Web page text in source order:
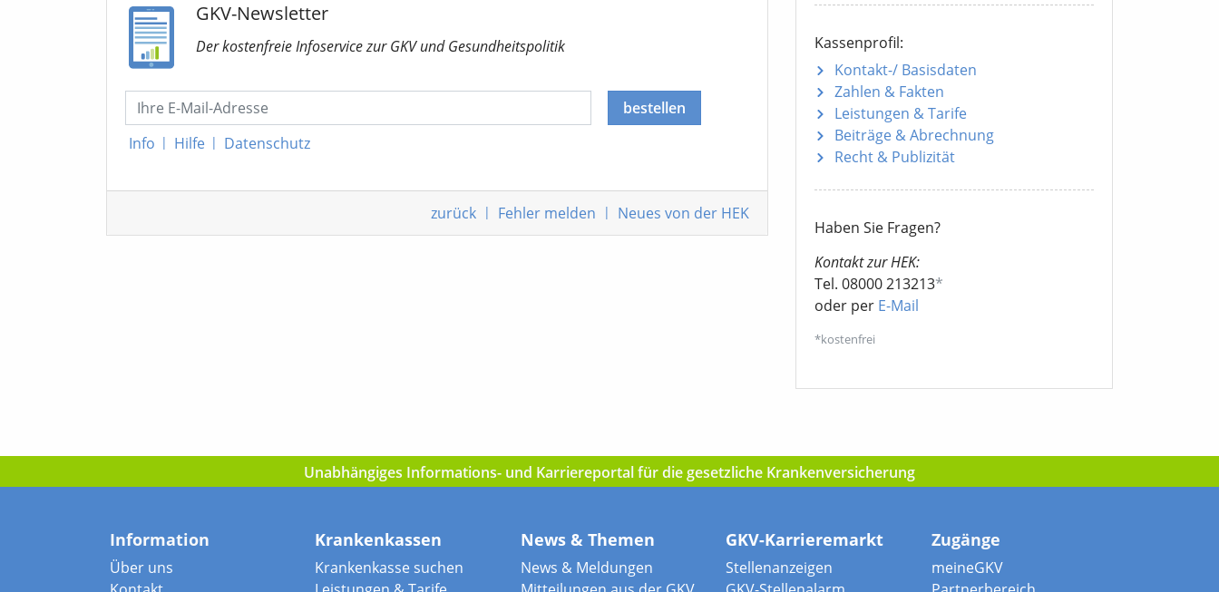
GKV-Newsletter
Der kostenfreie Infoservicezur GKVund Gesundheitspolitik
Info | Hilfe | Datenschutz
bestellen
zurück | Fehler melden | Neues von der HEK
Kassenprofil:
Kontakt-/ Basisdaten
Zahlen & Fakten
Leistungen & Tarife
Beiträge & Abrechnung
Recht & Publizität
Haben Sie Fragen?
Kontakt zur HEK:
Tel. 08000 213213*
oder per E-Mail
*kostenfrei
Unabhängiges Informations- und Karriereportal für die gesetzliche Krankenversicherung
Information
Über uns
Krankenkassen
Krankenkasse suchen
News & Themen
News & Meldungen
GKV-Karrieremarkt
Stellenanzeigen
Zugänge
meineGKV